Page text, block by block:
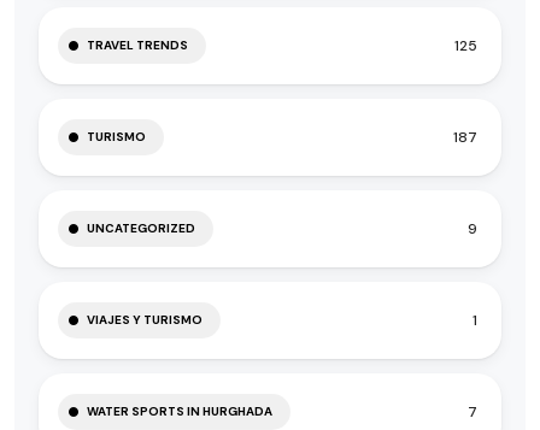
TRAVEL TRENDS 125
TURISMO 187
UNCATEGORIZED 9
VIAJES Y TURISMO 1
WATER SPORTS IN HURGHADA 7